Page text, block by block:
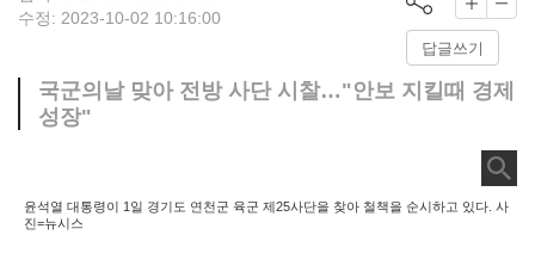
수정: 2023-10-02 10:16:00
답글쓰기
국군의날 맞아 전방 사단 시찰…"안보 지킬때 경제
성장"
윤석열 대통령이 1일 경기도 연천군 육군 제25사단을 찾아 철책을 순시하고 있다. 사
진=뉴시스